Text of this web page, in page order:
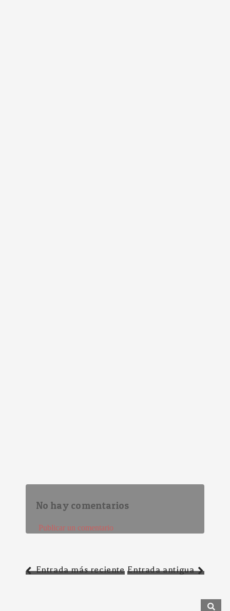
No hay comentarios
Publicar un comentario
Entrada más reciente Entrada antigua